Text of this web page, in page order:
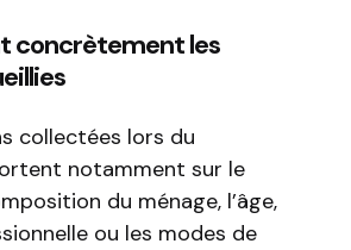
concrètement les
collectées lors du
notamment sur le
du ménage, l’âge,
ou les modes de